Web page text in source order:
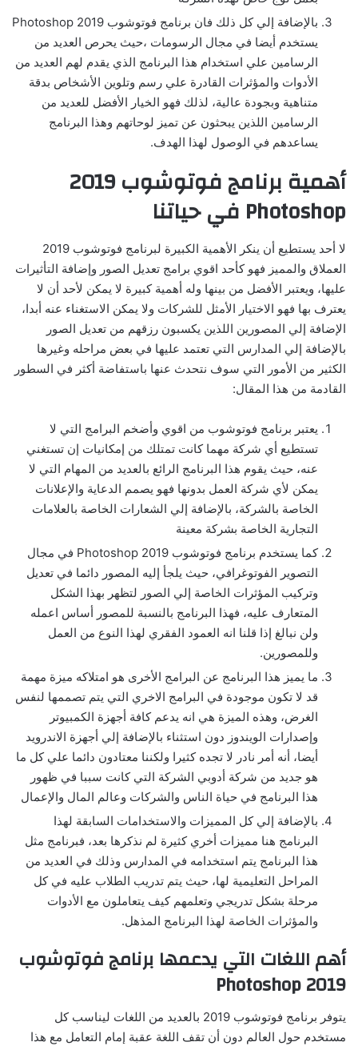
بالإضافة إلي كل ذلك فان برنامج فوتوشوب Photoshop 2019
يستخدم أيضا في مجال الرسومات ،حيث يحرص العديد من
الرسامين علي استخدام هذا البرنامج الذي يقدم لهم العديد من
الأدوات والمؤثرات القادرة علي رسم وتلوين الأشخاص بدقة
متناهية وبجودة عالية، لذلك فهو الخيار الأفضل للعديد من
الرسامين اللذين يبحثون عن تميز لوحاتهم وهذا البرنامج
يساعدهم في الوصول لهذا الهدف.
أهمية برنامج فوتوشوب 2019
Photoshop في حياتنا
لا أحد يستطيع أن ينكر الأهمية الكبيرة لبرنامج فوتوشوب 2019
العملاق والمميز فهو كأحد اقوي برامج تعديل الصور وإضافة التأثيرات
عليها، ويعتبر الأفضل من بينها وله أهمية كبيرة لا يمكن لأحد أن لا
يعترف بها فهو الاختيار الأمثل للشركات ولا يمكن الاستغناء عنه أبدا،
الإضافة إلي المصورين اللذين يكسبون رزقهم من تعديل الصور
بالإضافة إلي المدارس التي تعتمد عليها في بعض مراحله وغيرها
الكثير من الأمور التي سوف نتحدث عنها باستفاضة أكثر في السطور
القادمة من هذا المقال:
يعتبر برنامج فوتوشوب من اقوي وأضخم البرامج التي لا
تستطيع أي شركة مهما كانت تمتلك من إمكانيات إن تستغني
عنه، حيث يقوم هذا البرنامج الرائع بالعديد من المهام التي لا
يمكن لأي شركة العمل بدونها فهو يصمم الدعاية والإعلانات
الخاصة بالشركة، بالإضافة إلي الشعارات الخاصة بالعلامات
التجارية الخاصة بشركة معينة
كما يستخدم برنامج فوتوشوب Photoshop 2019 في مجال
التصوير الفوتوغرافي، حيث يلجأ إليه المصور دائما في تعديل
وتركيب المؤثرات الخاصة إلي الصور لتظهر بهذا الشكل
المتعارف عليه، فهذا البرنامج بالنسبة للمصور أساس اعمله
ولن نبالغ إذا قلنا انه العمود الفقري لهذا النوع من العمل
وللمصورين.
ما يميز هذا البرنامج عن البرامج الأخرى هو امتلاكه ميزة مهمة
قد لا تكون موجودة في البرامج الاخري التي يتم تصممها لنفس
الغرض، وهذه الميزة هي انه يدعم كافة أجهزة الكمبيوتر
وإصدارات الويندوز دون استثناء بالإضافة إلي أجهزة الاندرويد
أيضا، أنه أمر نادر لا تجده كثيرا ولكننا معتادون دائما علي كل ما
هو جديد من شركة أدوبي الشركة التي كانت سببا في ظهور
هذا البرنامج في حياة الناس والشركات وعالم المال والإعمال
بالإضافة إلي كل المميزات والاستخدامات السابقة لهذا
البرنامج هنا مميزات أخري كثيرة لم نذكرها بعد، فبرنامج مثل
هذا البرنامج يتم استخدامه في المدارس وذلك في العديد من
المراحل التعليمية لها، حيث يتم تدريب الطلاب عليه في كل
مرحلة بشكل تدريجي وتعلمهم كيف يتعاملون مع الأدوات
والمؤثرات الخاصة لهذا البرنامج المذهل.
أهم اللغات التي يدعمها برنامج فوتوشوب
2019 Photoshop
يتوفر برنامج فوتوشوب 2019 بالعديد من اللغات ليناسب كل
مستخدم حول العالم دون أن تقف اللغة عقبة إمام التعامل مع هذا